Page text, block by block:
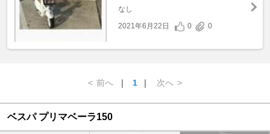
なし
2021年6月22日
0 0
< 前へ ｜ 1 ｜ 次へ >
ベスパ プリマベーラ150